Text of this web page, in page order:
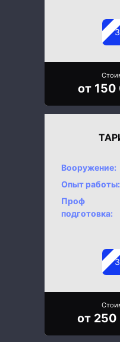
от
Вооружение:
Опыт работы:
Проф
подготовка:
от